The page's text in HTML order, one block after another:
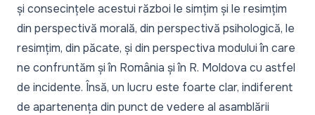
și consecințele acestui război le simțim și le resimțim
din perspectivă morală, din perspectivă psihologică, le
resimțim, din păcate, și din perspectiva modului în care
ne confruntăm și în România și în R. Moldova cu astfel
de incidente. Însă, un lucru este foarte clar, indiferent
de apartenența din punct de vedere al asamblării